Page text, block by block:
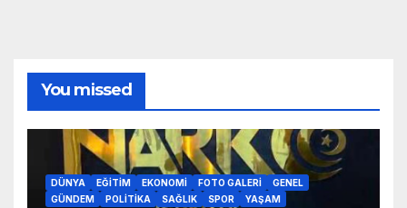
You missed
DÜNYA EĞITIM EKONOMI FOTO GALERI
GENEL
GÜNDEM
POLITIKA SAĞLIK SPOR YAŞAM